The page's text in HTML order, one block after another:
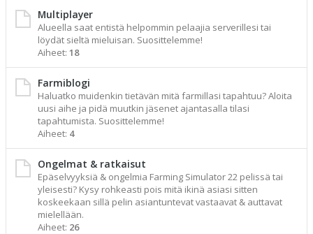
Multiplayer
Alueella saat entistä helpommin pelaajia serverillesi tai
löydät sieltä mieluisan. Suosittelemme!
Aiheet: 18
Farmiblogi
Haluatko muidenkin tietävän mitä farmillasi tapahtuu? Aloita
uusi aihe ja pidä muutkin jäsenet ajantasalla tilasi
tapahtumista. Suosittelemme!
Aiheet: 4
Ongelmat & ratkaisut
Epäselvyyksiä & ongelmia Farming Simulator 22 pelissä tai
yleisesti? Kysy rohkeasti pois mitä ikinä asiasi sitten
koskeekaan sillä pelin asiantuntevat vastaavat & auttavat
mielellään.
Aiheet: 26